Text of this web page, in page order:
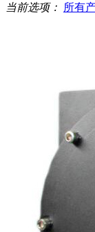
当前选项：
所有